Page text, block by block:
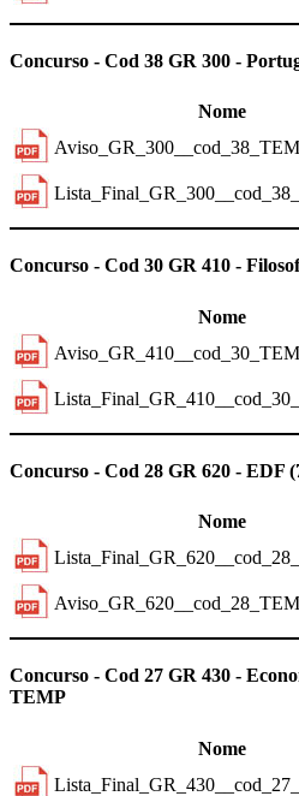
Previous
Next
Concurso - Cod 38 GR 300 -
Nome
Previous
Next
Concurso - Cod 30 GR 410 -
Nome
Previous
Next
Concurso - Cod 28 GR 620 - EDF
Nome
Previous
Next
Concurso - Cod 27 GR 430 -
TEMP
Nome